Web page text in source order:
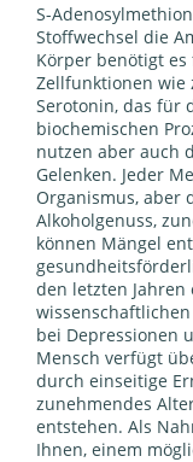
S-
Stoffwechsel die
Körper benötigt
Zellfunktionen wie
Serotonin, das für
biochemischen
nutzen aber auch
Gelenken. Jeder
Organismus, aber
Alkoholgenuss,
können Mängel
den letzten Jahren
bei Depressionen
Mensch verfügt
durch einseitige
zunehmendes
entstehen. Als
Ihnen, einem